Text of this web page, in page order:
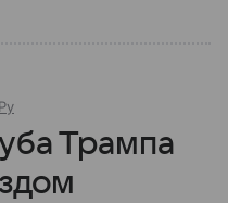
Трампа